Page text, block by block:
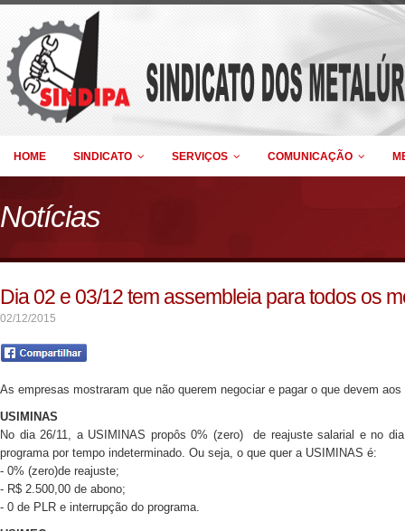
HOME SINDICATO SERVIÇOS COMUNICAÇÃO
Notícias
Dia 02 e 03/12 tem assembleia para todos os
02/12/2015
As empresas mostraram que não querem negociar e pagar o que devem
USIMINAS
No dia 26/11, a USIMINAS propôs 0% (zero) de reajuste salarial e no
programa por tempo indeterminado. Ou seja, o que quer a USIMINAS é:
- 0% (zero)de reajuste;
- R$ 2.500,00 de abono;
- 0 de PLR e interrupção do programa.